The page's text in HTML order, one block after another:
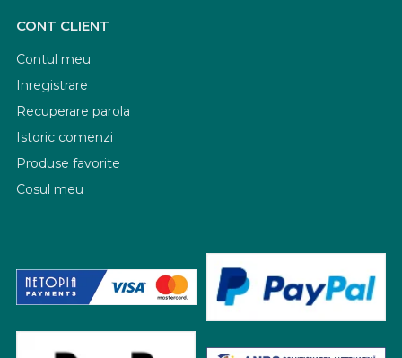
CONT CLIENT
Contul meu
Inregistrare
Recuperare parola
Istoric comenzi
Produse favorite
Cosul meu